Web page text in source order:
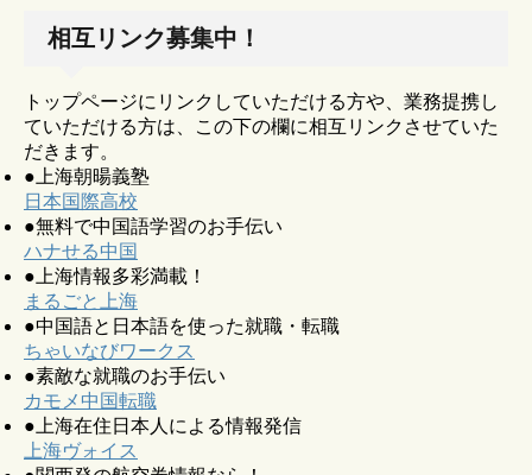
相互リンク募集中！
トップページにリンクしていただける方や、業務提携し
ていただける方は、この下の欄に相互リンクさせていた
だきます。
●上海朝暘義塾
日本国際高校
●無料で中国語学習のお手伝い
ハナせる中国
●上海情報多彩満載！
まるごと上海
●中国語と日本語を使った就職・転職
ちゃいなびワークス
●素敵な就職のお手伝い
カモメ中国転職
●上海在住日本人による情報発信
上海ヴォイス